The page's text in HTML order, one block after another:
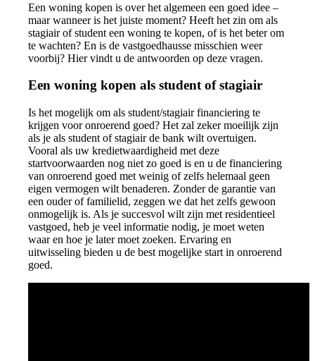
Een woning kopen is over het algemeen een goed idee –
maar wanneer is het juiste moment? Heeft het zin om als
stagiair of student een woning te kopen, of is het beter om
te wachten? En is de vastgoedhausse misschien weer
voorbij? Hier vindt u de antwoorden op deze vragen.
Een woning kopen als student of stagiair
Is het mogelijk om als student/stagiair financiering te
krijgen voor onroerend goed? Het zal zeker moeilijk zijn
als je als student of stagiair de bank wilt overtuigen.
Vooral als uw kredietwaardigheid met deze
startvoorwaarden nog niet zo goed is en u de financiering
van onroerend goed met weinig of zelfs helemaal geen
eigen vermogen wilt benaderen. Zonder de garantie van
een ouder of familielid, zeggen we dat het zelfs gewoon
onmogelijk is. Als je succesvol wilt zijn met residentieel
vastgoed, heb je veel informatie nodig, je moet weten
waar en hoe je later moet zoeken. Ervaring en
uitwisseling bieden u de best mogelijke start in onroerend
goed.